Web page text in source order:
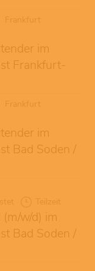
im
Frankfurt-
im
Bad Soden /
w/d) im
Bad Soden /